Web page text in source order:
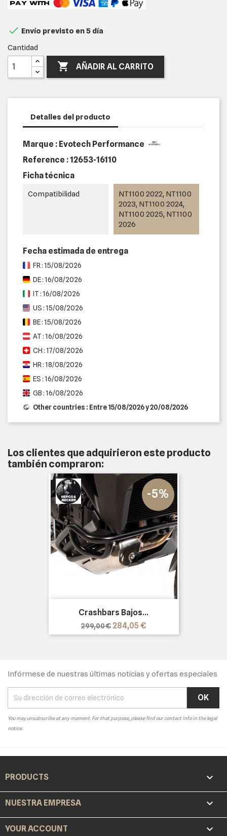
 Envío previsto en 5 día
Cantidad
 AÑADIR AL CARRITO
Detalles del producto
Marque : Evotech Performance
Reference :12653-16110
Ficha técnica
Compatibilidad
NT1100 2022, NT1100
2023, NT1100 2024,
NT1100 2025, NT1100
2026
Fecha estimada de entrega
FR : 15/08/2026
DE : 16/08/2026
IT : 16/08/2026
US : 15/08/2026
BE : 15/08/2026
AT : 16/08/2026
CH : 17/08/2026
HR : 18/08/2026
ES : 16/08/2026
GB : 16/08/2026
Other countries : Entre 15/08/2026 y 20/08/2026
Los clientes que adquirieron este producto
también compraron:
Crashbars Bajos...
Precio
base
299,00 €
-5%
Precio
284,05 €
Infórmese de nuestras últimas noticias y ofertas especiales
You may unsubscribe at any moment. For that purpose, please find our contact info in the legal
notice.
PRODUCTS 
NUESTRA EMPRESA 
YOUR ACCOUNT 